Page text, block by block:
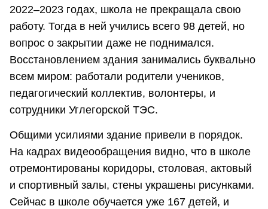
2022–2023 годах, школа не прекращала свою
работу. Тогда в ней учились всего 98 детей, но
вопрос о закрытии даже не поднимался.
Восстановлением здания занимались буквально
всем миром: работали родители учеников,
педагогический коллектив, волонтеры, и
сотрудники Углегорской ТЭС.
Общими усилиями здание привели в порядок.
На кадрах видеообращения видно, что в школе
отремонтированы коридоры, столовая, актовый
и спортивный залы, стены украшены рисунками.
Сейчас в школе обучается уже 167 детей, и